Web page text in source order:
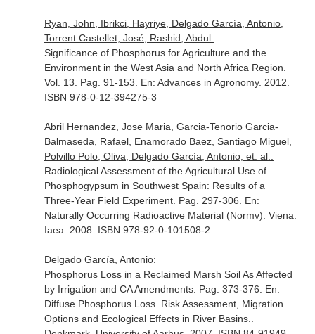
Ryan, John, Ibrikci, Hayriye, Delgado García, Antonio,
Torrent Castellet, José, Rashid, Abdul:
Significance of Phosphorus for Agriculture and the
Environment in the West Asia and North Africa Region.
Vol. 13. Pag. 91-153. En: Advances in Agronomy. 2012.
ISBN 978-0-12-394275-3
Abril Hernandez, Jose Maria, Garcia-Tenorio Garcia-
Balmaseda, Rafael, Enamorado Baez, Santiago Miguel,
Polvillo Polo, Oliva, Delgado García, Antonio, et. al.:
Radiological Assessment of the Agricultural Use of
Phosphogypsum in Southwest Spain: Results of a
Three-Year Field Experiment. Pag. 297-306. En:
Naturally Occurring Radioactive Material (Normv) . Viena.
Iaea. 2008. ISBN 978-92-0-101508-2
Delgado García, Antonio:
Phosphorus Loss in a Reclaimed Marsh Soil As Affected
by Irrigation and CA Amendments. Pag. 373-376. En:
Diffuse Phosphorus Loss. Risk Assessment, Migration
Options and Ecological Effects in River Basins.